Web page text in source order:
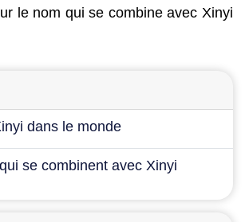
le nom qui se combine avec Xinyi
dans le monde
se combinent avec Xinyi